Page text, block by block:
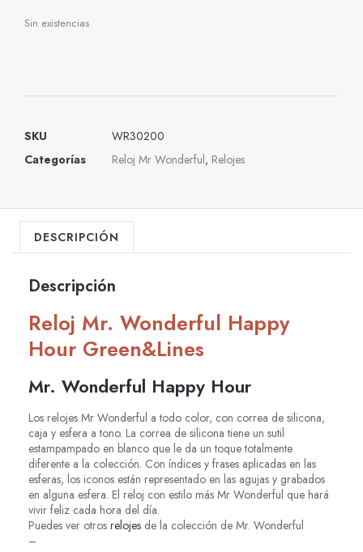
Sin existencias
SKU
WR30200
Categorías
Reloj Mr Wonderful, Relojes
DESCRIPCIÓN
Descripción
Reloj Mr. Wonderful Happy
Hour Green&Lines
Mr. Wonderful Happy Hour
Los relojes Mr Wonderful a todo color, con correa de silicona,
caja y esfera a tono. La correa de silicona tiene un sutil
estampampado en blanco que le da un toque totalmente
diferente a la colección. Con índices y frases aplicadas en las
esferas, los iconos están representado en las agujas y grabados
en alguna esfera. El reloj con estilo más Mr Wonderful que hará
vivir feliz cada hora del día.
Puedes ver otros relojes de la colección de Mr. Wonderful
–